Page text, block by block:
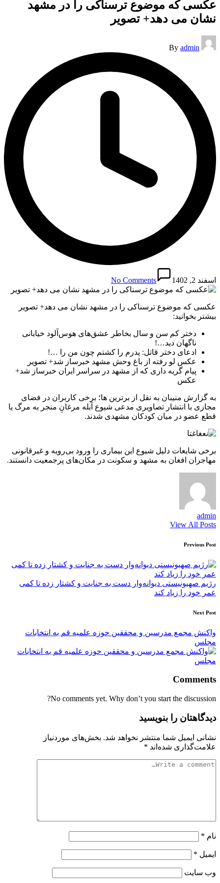
عکسی که موضوع ترسناکی را در مشهد
نشان می دهد+ تصویر
Posted
by
By admin
اسفند 2, 1402 No Comments
عکسی که موضوع ترسناکی را در مشهد نشان می دهد+ تصویر
بیشتر بخوانید:
دختر کم سن و سال بخاطر عشق‌های هوس‌آلود خیابانی
ناگهان دید…!
ادعای دختر قاتل: پدرم را کشتم چون من را …!
عکس لو رفته از باغ وحش مشهد خبرساز شد+ تصویر
پیام گریه داری که از مشهد در سراسر ایران خبرساز شد+
عکس
به گزارش منیبان به نقل از برترین ها؛ برخی کاربران در فضای
مجازی با انتشار تصاویری مدعی شیوع آبله مرغانِ منجر به مرگ یا
قطع عضو در میان کودکان مشهدی شدند.
برخی شایعات دلیل شیوع این بیماری را ورود بی‌رویه و غیرقانونی
مهاجران افغان به مشهد و سکونت در مکان‌های پرجمعیت دانستند.
admin
View All Posts
Post
navigation
Previous Post
رژیم صهیونیستی دیوانه‌وار دست به جنایت و کشتار زده تا کمی
عمر خود را زیاد کند
Next Post
واکنش مجمع مدرسین و محققین حوزه علمیه قم به انتخابات
مجلس
Comments
No comments yet. Why don’t you start the discussion?
دیدگاهتان را بنویسید
نشانی ایمیل شما منتشر نخواهد شد. بخش‌های موردنیاز
علامت‌گذاری شده‌اند *
نام *
ایمیل *
وب‌ سایت